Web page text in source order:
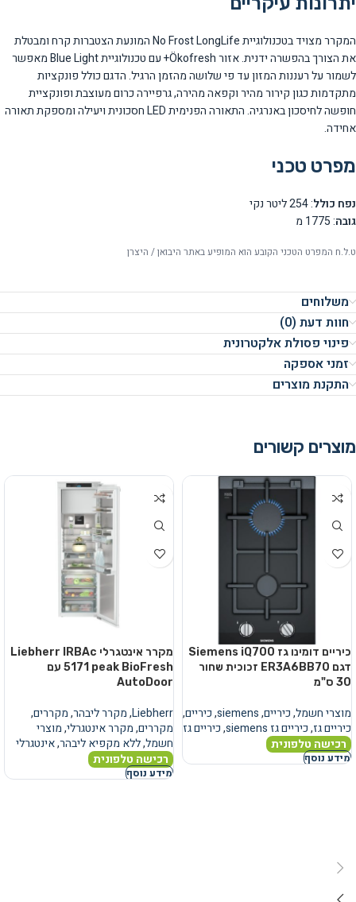
המקרר מצויד בטכנולוגיית No Frost LongLife המונעת הצטברות קרח ומבטלת
את הצורך בהפשרה ידנית. אזור Ökofresh+ עם טכנולוגיית Blue Light מאפשר
לשמור על רעננות המזון עד פי שלושה מהזמן הרגיל. הדגם כולל פונקציות
מתקדמות כגון קירור מהיר וקפאה מהירה, גרפיירה כרום מעוצבת ופונקציית
חופשה לחיסכון באנרגיה. התאורה הפנימית LED חסכונית ויעילה ומספקת תאורה
אחידה.
מפרט טכני
נפח כולל: 254 ליטר נקי
גובה: 1775 מ
ט.ל.ח המפרט הטכני הקובע הוא המופיע באתר היבואן / היצרן
משלוחים
חוות דעת (0)
פינוי פסולת אלקטרונית
זמני אספקה
התקנת מוצרים
מוצרים קשורים
כיריים דומינו גז Siemens iQ700
דגם ER3A6BB70 זכוכית שחור
30 ס"מ
מוצרי חשמל,כיריים,
siemens
,כיריים,
כיריים גז,כיריים גז siemens ,כיריים גז
רכישה טלפונית
מידע נוסף
מקרר אינטגרלי Liebherr IRBAc
5171 peak BioFresh עם
AutoDoor
Liebherr
,מקרר ליבהר,מקררים,
מקררים,מקרר אינטגרלי,מוצרי
חשמל,ללא מקפיא ליבהר,אינטגרלי
רכישה טלפונית
מידע נוסף